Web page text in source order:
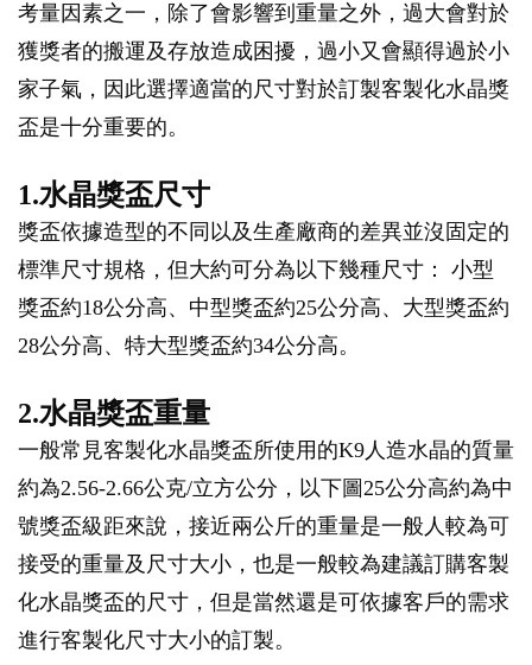
考量因素之一，除了會影響到重量之外，過大會對於
獲獎者的搬運及存放造成困擾，過小又會顯得過於小
家子氣，因此選擇適當的尺寸對於訂製客製化水晶獎
盃是十分重要的。
1.水晶獎盃尺寸
獎盃依據造型的不同以及生產廠商的差異並沒固定的
標準尺寸規格，但大約可分為以下幾種尺寸： 小型
獎盃約18公分高、中型獎盃約25公分高、大型獎盃約
28公分高、特大型獎盃約34公分高。
2.水晶獎盃重量
一般常見客製化水晶獎盃所使用的K9人造水晶的質量
約為2.56-2.66公克/立方公分，以下圖25公分高約為中
號獎盃級距來說，接近兩公斤的重量是一般人較為可
接受的重量及尺寸大小，也是一般較為建議訂購客製
化水晶獎盃的尺寸，但是當然還是可依據客戶的需求
進行客製化尺寸大小的訂製。